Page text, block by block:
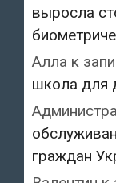
выросла
Алла к
школа для
граждан